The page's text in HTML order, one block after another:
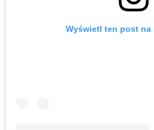
Wyświetl ten post na